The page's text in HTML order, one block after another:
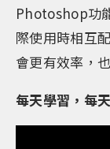
Photoshop功
際使用時相互
會更有效率，
每天學習，每